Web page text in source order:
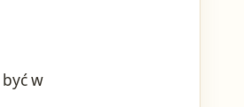
w